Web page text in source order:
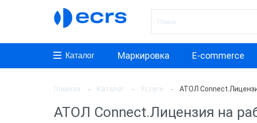
Каталог Маркировка E-commerce
Лицензии
Лицензии АТОЛ
Главная Каталог Услуги АТОЛ
АТОЛ Connect.Лицензия на